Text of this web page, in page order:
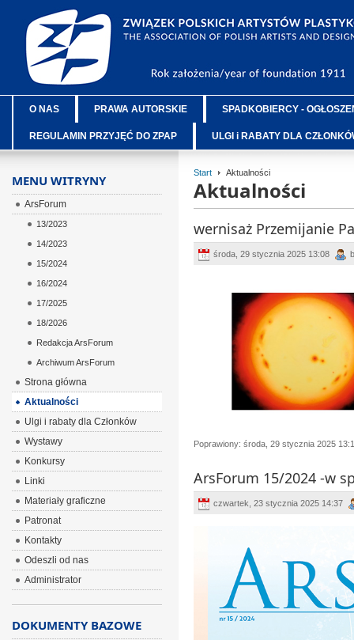
O NAS PRAWA AUTORSKIE SPADKOBIERCY -
REGULAMIN PRZYJĘĆ DO ZPAP ULGI i RABATY DLA
Start Aktualności
Aktualności
wernisaż Przemijanie
środa, 29 stycznia 2025 13:08
Poprawiony: środa, 29 stycznia 2025
ArsForum 15/2024 -w
czwartek, 23 stycznia 2025 14:37
MENU WITRYNY
ArsForum
13/2023
14/2023
15/2024
16/2024
17/2025
18/2026
Redakcja ArsForum
Archiwum ArsForum
Strona główna
Aktualności
Ulgi i rabaty dla Członków
Wystawy
Konkursy
Linki
Materiały graficzne
Patronat
Kontakty
Odeszli od nas
Administrator
DOKUMENTY BAZOWE